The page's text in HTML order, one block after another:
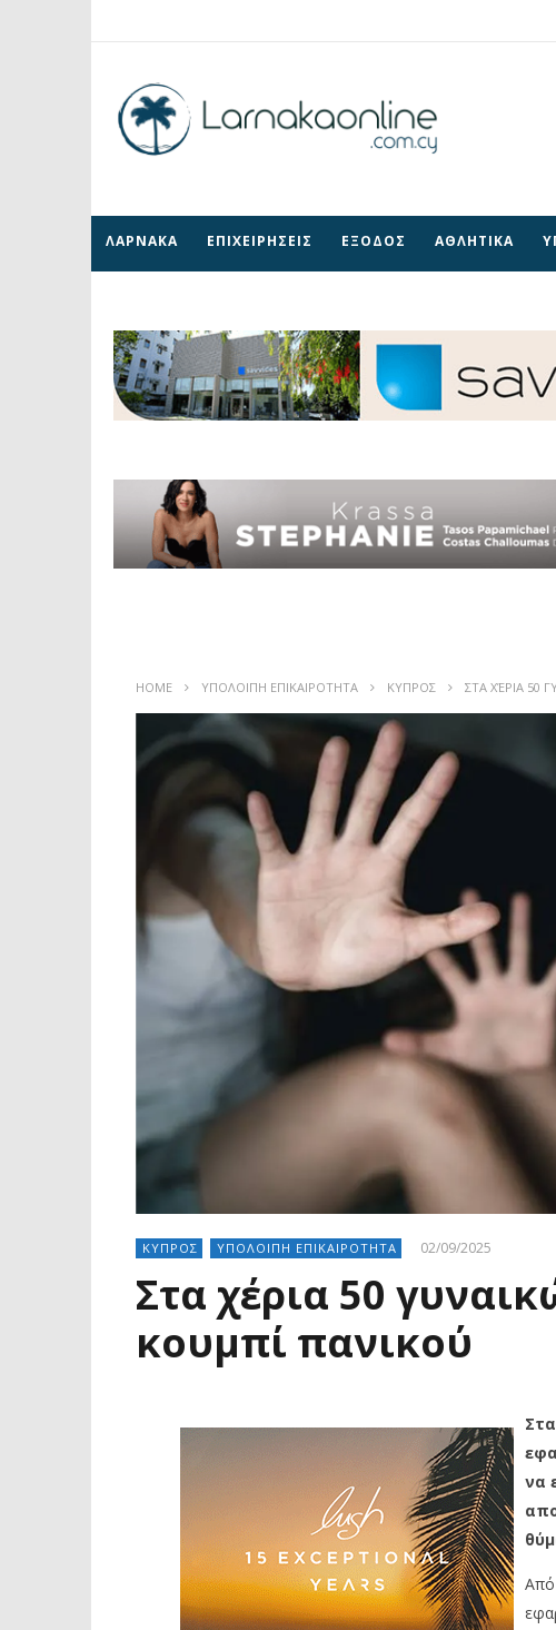
ΛΑΡΝΑΚΑ ΕΠΙΧΕΙΡΗΣΕΙΣ ΕΞΟΔΟΣ ΑΘΛΗΤΙΚΑ
HOME ΥΠΟΛΟΙΠΗ ΕΠΙΚΑΙΡΟΤΗΤΑ ΚΥΠΡΟΣ ΣΤΑ ΧΈΡΙΑ 50
ΚΥΠΡΟΣ ΥΠΟΛΟΙΠΗ ΕΠΙΚΑΙΡΟΤΗΤΑ 02/09/2025
Στα χέρια 50
κουμπί πανικού
να
Από